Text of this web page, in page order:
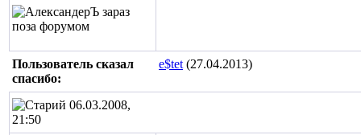
Пользователь сказал
cпасибо:
e$tet (27.04.2013)
06.03.2008,
21:50